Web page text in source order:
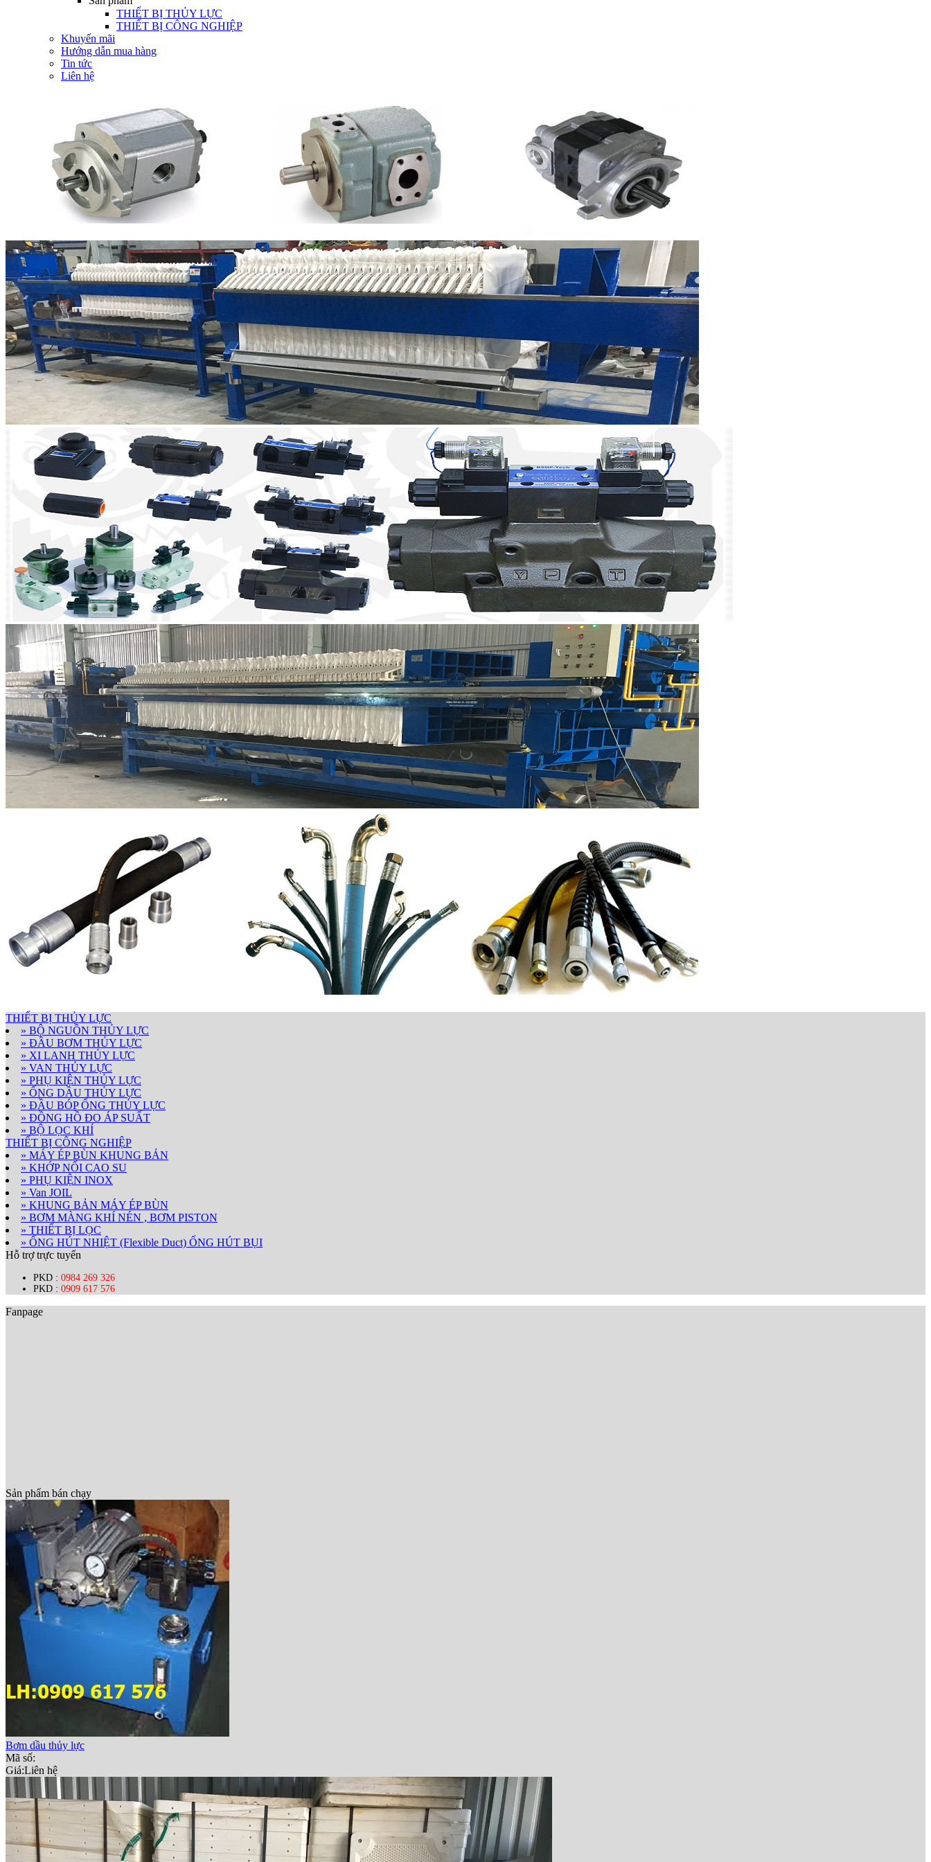
THIẾT BỊ THỦY LỰC
THIẾT BỊ CÔNG NGHIỆP
Khuyến mãi
Hướng dẫn mua hàng
Tin tức
Liên hệ
THIẾT BỊ THỦY LỰC
» BỘ NGUỒN THỦY LỰC
» ĐẦU BƠM THỦY LỰC
» XI LANH THỦY LỰC
» VAN THỦY LỰC
» PHỤ KIỆN THỦY LỰC
» ỐNG DẦU THỦY LỰC
» ĐẦU BÓP ỐNG THỦY LỰC
» ĐỒNG HỒ ĐO ÁP SUẤT
» BỘ LỌC KHÍ
THIẾT BỊ CÔNG NGHIỆP
» MÁY ÉP BÙN KHUNG BẢN
» KHỚP NỐI CAO SU
» PHỤ KIỆN INOX
» Van JOIL
» KHUNG BẢN MÁY ÉP BÙN
» BƠM MÀNG KHÍ NÉN , BƠM PISTON
» THIẾT BỊ LỌC
» ỐNG HÚT NHIỆT (Flexible Duct) ỐNG HÚT BỤI
Hỗ trợ trực tuyến
PKD : 0984 269 326
PKD : 0909 617 576
Fanpage
Sản phẩm bán chạy
Bơm dầu thủy lực
Mã số:
Giá:Liên hệ